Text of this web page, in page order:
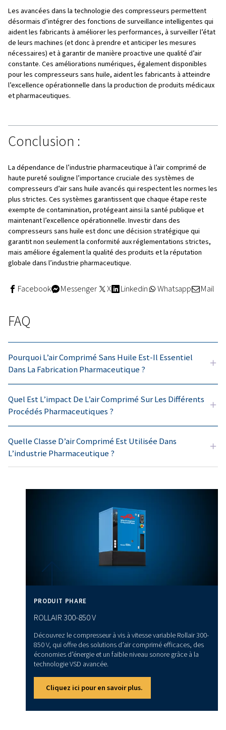
L’air comprimé est également très utile dans les
séchage sous vide de médicaments tels que les sirops
Le compresseur sans huile garantit que l’air utilisé dans
processus est exempt de contaminants, préservant
du produit final.
Avantages des compresseurs
huile
Les compresseurs sans huile offrent des avantages
une réelle valeur ajoutée aux entreprises qui les
solutions préservent l’intégrité des produits en
contamination et réduisent les temps d’arrêt coûteux
les équipements critiques des dommages liés à l’huile.
des modèles sans huile, les entreprises garantiront
conformité aux normes réglementaires strictes, qui
obligatoires dans certains secteurs. De plus, les
adoptent ces technologies et respectent certaines
pureté renforcent leur réputation auprès de leurs
Le rôle et l’impact des
de compresseurs d’air
Les avancées dans la technologie des compresseurs
de leurs machines (et donc à prendre et anticiper les
nécessaires) et à garantir de manière proactive une
constante. Ces améliorations numériques, également
pour les compresseurs sans huile, aident les fabricants
l’excellence opérationnelle dans la production de